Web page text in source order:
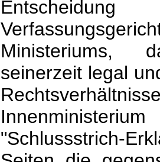
Ministeriums,
seinerzeit legal
"Schlussstrich-